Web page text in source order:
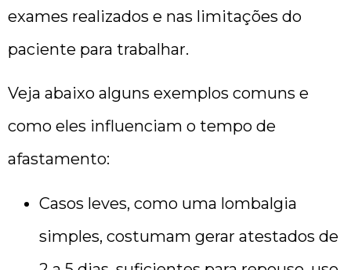
exames realizados e nas limitações do
paciente para trabalhar.
Veja abaixo alguns exemplos comuns e
como eles influenciam o tempo de
afastamento:
Casos leves, como uma lombalgia
simples, costumam gerar atestados de